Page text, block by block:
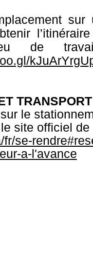
de
le
site officiel
se-
a-l'avance